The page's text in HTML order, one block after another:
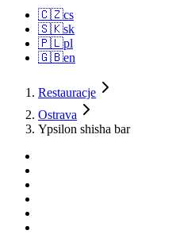
🇨🇿cs
🇸🇰sk
🇵🇱pl
🇬🇧en
Restauracje
Ostrava
Ypsilon shisha bar